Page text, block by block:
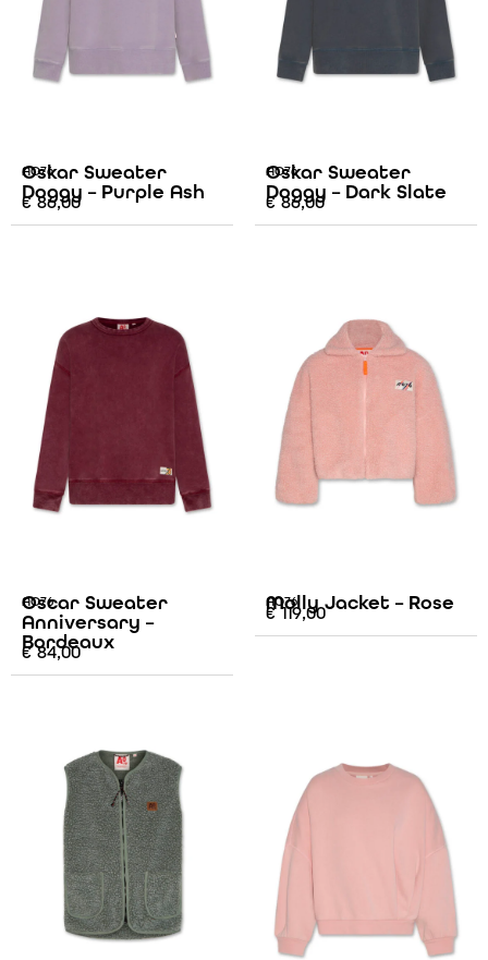
AO76
Oskar Sweater
Doggy – Purple Ash
€86,00
AO76
Oskar Sweater
Doggy – Dark Slate
€86,00
AO76
Oscar Sweater
Anniversary –
Bordeaux
€84,00
AO76
Molly Jacket – Rose
€119,00